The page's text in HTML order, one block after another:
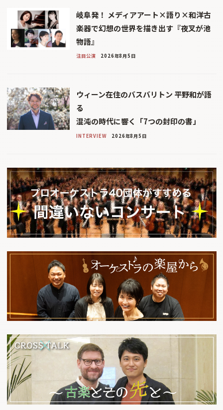
岐阜発！ メディアアート×語り×和洋古
楽器で幻想の世界を描き出す『夜叉が池
物語』
注目公演 2026年8月5日
ウィーン在住のバスバリトン 平野和が語
る
混沌の時代に響く「7つの封印の書」
INTERVIEW 2026年8月5日